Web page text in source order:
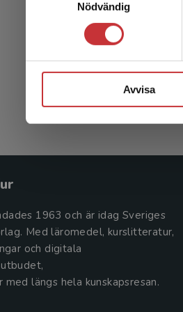
Nödvändig
Avvisa
Vad
330 kr
Exkl.
1963 och är idag Sveriges
Med läromedel, kurslitteratur,
och digitala
längs hela kunskapsresan.